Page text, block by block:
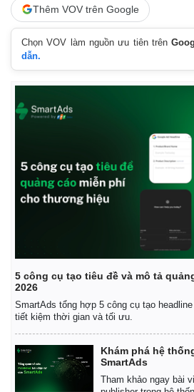
Kinh tế
Bất động sản
Thị
Giá
Thêm VOV trên Google
Chọn VOV làm nguồn ưu tiên trên
dẫn.
5 công cụ tạo tiêu đề và mô tả
2026
SmartAds tổng hợp 5 công cụ tạo
tiết kiệm thời gian và tối ưu.
Khám phá hệ
SmartAds
Tham khảo ngay bài